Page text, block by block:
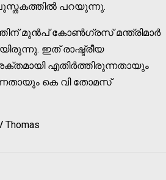
പുസ്തകത്തില്‍ പറയുന്നു.
മുൻപ് കോണ്‍ഗ്രസ് മന്ത്രിമാർ
ഇത് രാഷ്ട്രീയ
എതിർത്തിരുന്നതായും
കെ വി തോമസ്
Thomas